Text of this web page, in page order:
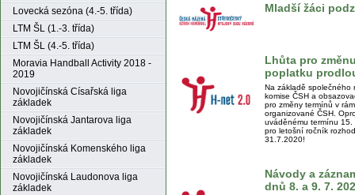
Lovecká sezóna (4.-5. třída)
LTM ŠL (1.-3. třída)
LTM ŠL (4.-5. třída)
Moravia Handball Activity 2018 -
2019
Novojičínská Císařská liga
základek
Novojičínská Jantarova liga
základek
Novojičínská Komenského liga
základek
Novojičínská Laudonova liga
základek
Mladší žáci
Lhůta pro
poplatku
Na základě společného
komise ČSH a
pro změny termínů v
organizované ČSH.
uváděnému termínu
pro letošní ročník
31.7.2020!
Návody a
dnů 8. a 9. 7.